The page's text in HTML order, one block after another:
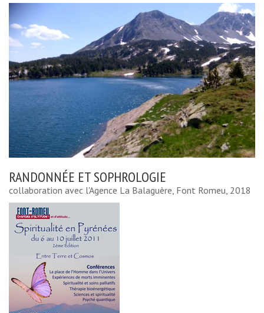
RANDONNÉE ET SOPHROLOGIE
collaboration avec l'Agence La Balaguère, Font Romeu, 2018